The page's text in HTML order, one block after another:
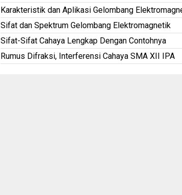
Karakteristik dan Aplikasi Gelombang
Sifat dan Spektrum Gelombang Elektromagnetik
Sifat-Sifat Cahaya Lengkap Dengan Contohnya
Rumus Difraksi, Interferensi Cahaya SMA XII IPA